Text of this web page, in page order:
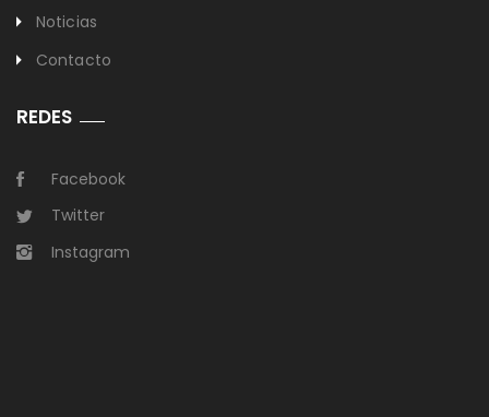
Noticias
Contacto
REDES
Facebook
Twitter
Instagram